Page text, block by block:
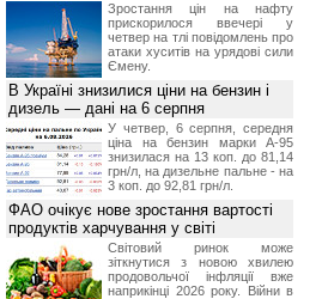
Зростання цін на нафту
прискорилося ввечері у
четвер на тлі повідомлень про
атаки хуситів на урядові сили
Ємену.
В Україні знизилися ціни на бензин і
дизель — дані на 6 серпня
У четвер, 6 серпня, середня
ціна на бензин марки А-95
знизилася на 13 коп. до 81,14
грн/л, на дизельне пальне - на
3 коп. до 92,81 грн/л.
ФАО очікує нове зростання вартості
продуктів харчування у світі
Світовий ринок може
зіткнутися з новою хвилею
продовольчої інфляції вже
наприкінці 2026 року. Війни в